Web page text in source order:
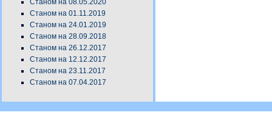
Станом на 08.05.2020
Станом на 01.11.2019
Станом на 24.01.2019
Станом на 28.09.2018
Станом на 26.12.2017
Станом на 12.12.2017
Станом на 23.11.2017
Станом на 07.04.2017